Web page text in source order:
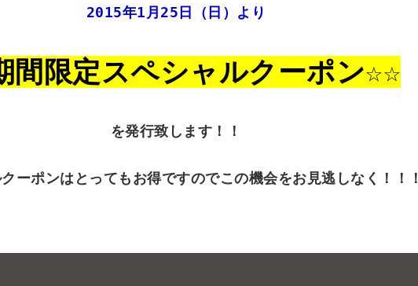
2015年1月25日（日）より
間限定スペシャルクーポン☆☆
を発行致します！！
ーポンはとってもお得ですのでこの機会をお見逃しなく！！！